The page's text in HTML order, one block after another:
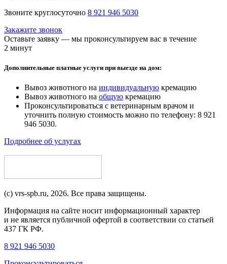
Звоните круглосуточно 8 921 946 5030
Закажите звонок
Оставьте заявку — мы проконсультируем вас в течение
2 минут
Дополнительные платные услуги при выезде на дом:
Вывоз животного на индивидуальную кремацию
Вывоз животного на общую кремацию
Проконсультироваться с ветеринарным врачом и
уточнить полную стоимость можно по телефону: 8 921
946 5030.
Подробнее об услугах
(c) vrs-spb.ru, 2026. Все права защищены.
Информация на сайте носит информационный характер
и не является публичной офертой в соответствии со статьей
437 ГК РФ.
8 921 946 5030